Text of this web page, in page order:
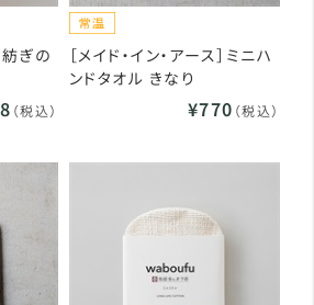
ぎの
（税込）
［メイド・イン・アース］ミニハ
ンドタオル きなり
¥770 （税込）